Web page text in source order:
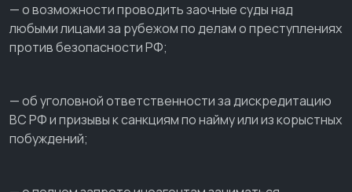
— о возможности проводить заочные суды над
любыми лицами за рубежом по делам о преступлениях
против безопасности РФ;
— об уголовной ответственности за дискредитацию
ВС РФ и призывы к санкциям по найму или из корыстных
побуждений;